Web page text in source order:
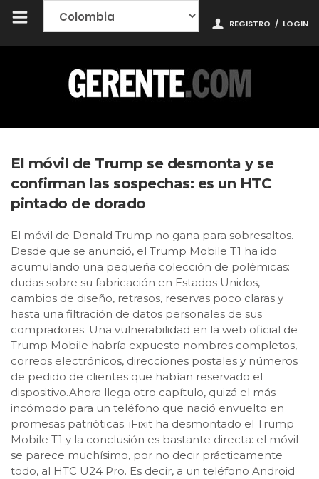
REGISTRO / LOGIN
El móvil de Trump se desmonta y se
confirman las sospechas: es un HTC
pintado de dorado
El móvil de Donald Trump no gana para sobresaltos.
Desde que se anunció, el Trump Mobile T1 ha ido
acumulando una pequeña colección de polémicas:
dudas sobre su fabricación en Estados Unidos,
cambios de diseño, retrasos, reservas poco claras y
hasta una filtración de datos personales de sus
compradores. Una vulnerabilidad en la web oficial de
Trump Mobile habría expuesto nombres completos,
correos electrónicos, direcciones postales y números
de pedido de clientes que habían reservado el
dispositivo.Ahora llega otro capítulo, quizá el más
incómodo para un teléfono que nació envuelto en
promesas patrióticas. iFixit ha desmontado el Trump
Mobile T1 y la conclusión es bastante directa: el móvil
se parece muchísimo, por no decir prácticamente
todo, al HTC U24 Pro. Es decir, a un teléfono Android